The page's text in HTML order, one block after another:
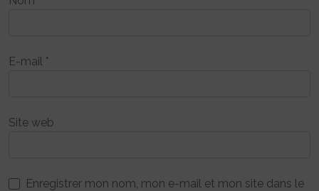
E-mail *
Site web
Enregistrer mon nom, mon e-mail et mon site dans le